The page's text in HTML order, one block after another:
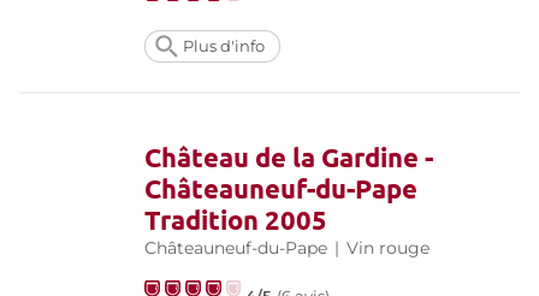
Plus d'info
Château de la Gardine -
Châteauneuf-du-Pape
Tradition 2005
Châteauneuf-du-Pape | Vin rouge